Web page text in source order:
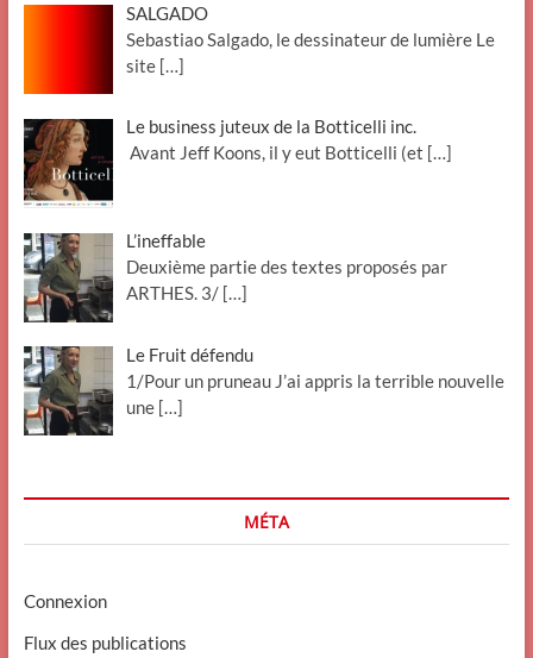
SALGADO
Sebastiao Salgado, le dessinateur de lumière Le
site […]
Le business juteux de la Botticelli inc.
Avant Jeff Koons, il y eut Botticelli (et […]
L’ineffable
Deuxième partie des textes proposés par
ARTHES. 3/ […]
Le Fruit défendu
1/Pour un pruneau J’ai appris la terrible nouvelle
une […]
MÉTA
Connexion
Flux des publications